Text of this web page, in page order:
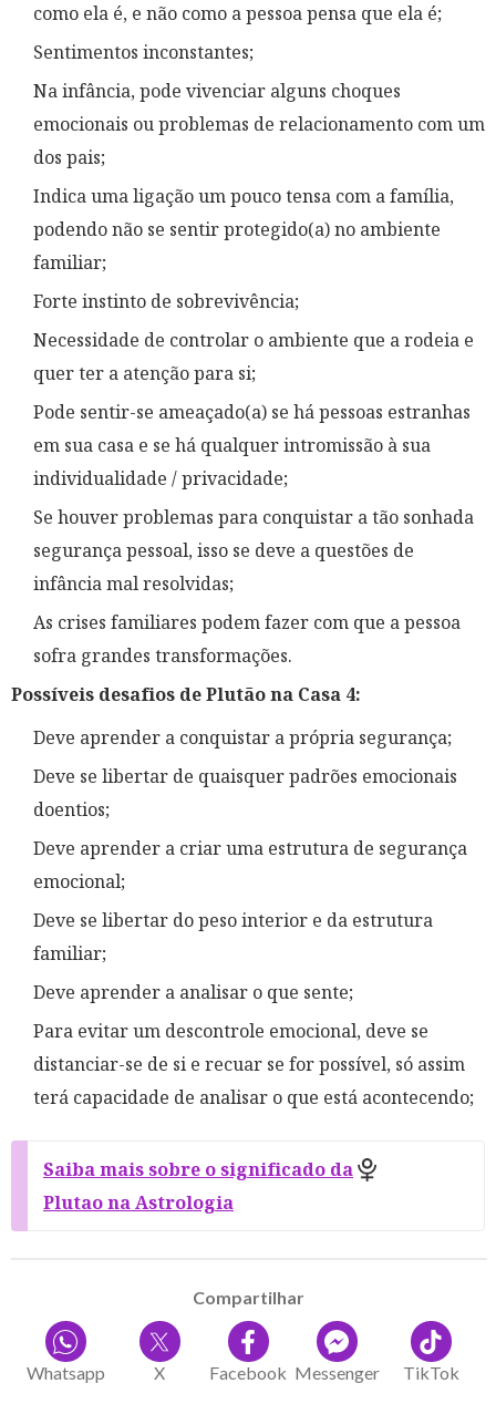
como ela é, e não como a pessoa pensa que ela é;
Sentimentos inconstantes;
Na infância, pode vivenciar alguns choques
emocionais ou problemas de relacionamento com um
dos pais;
Indica uma ligação um pouco tensa com a família,
podendo não se sentir protegido(a) no ambiente
familiar;
Forte instinto de sobrevivência;
Necessidade de controlar o ambiente que a rodeia e
quer ter a atenção para si;
Pode sentir-se ameaçado(a) se há pessoas estranhas
em sua casa e se há qualquer intromissão à sua
individualidade / privacidade;
Se houver problemas para conquistar a tão sonhada
segurança pessoal, isso se deve a questões de
infância mal resolvidas;
As crises familiares podem fazer com que a pessoa
sofra grandes transformações.
Possíveis desafios de Plutão na Casa 4:
Deve aprender a conquistar a própria segurança;
Deve se libertar de quaisquer padrões emocionais
doentios;
Deve aprender a criar uma estrutura de segurança
emocional;
Deve se libertar do peso interior e da estrutura
familiar;
Deve aprender a analisar o que sente;
Para evitar um descontrole emocional, deve se
distanciar-se de si e recuar se for possível, só assim
terá capacidade de analisar o que está acontecendo;
Saiba mais sobre o significado da
Plutao na Astrologia
Compartilhar
Whatsapp X Facebook Messenger TikTok